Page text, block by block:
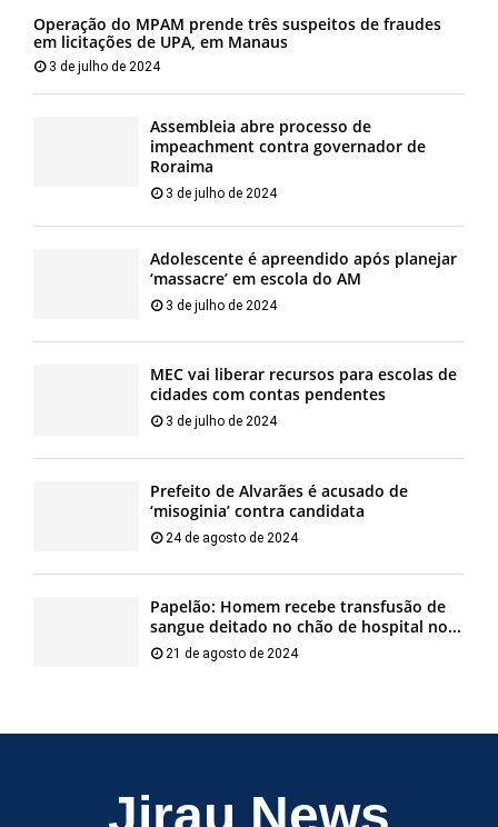
Operação do MPAM prende três suspeitos de fraudes
em licitações de UPA, em Manaus
3 de julho de 2024
Assembleia abre processo de
impeachment contra governador de
Roraima
3 de julho de 2024
Adolescente é apreendido após planejar
‘massacre’ em escola do AM
3 de julho de 2024
MEC vai liberar recursos para escolas de
cidades com contas pendentes
3 de julho de 2024
Prefeito de Alvarães é acusado de
‘misoginia’ contra candidata
24 de agosto de 2024
Papelão: Homem recebe transfusão de
sangue deitado no chão de hospital no...
21 de agosto de 2024